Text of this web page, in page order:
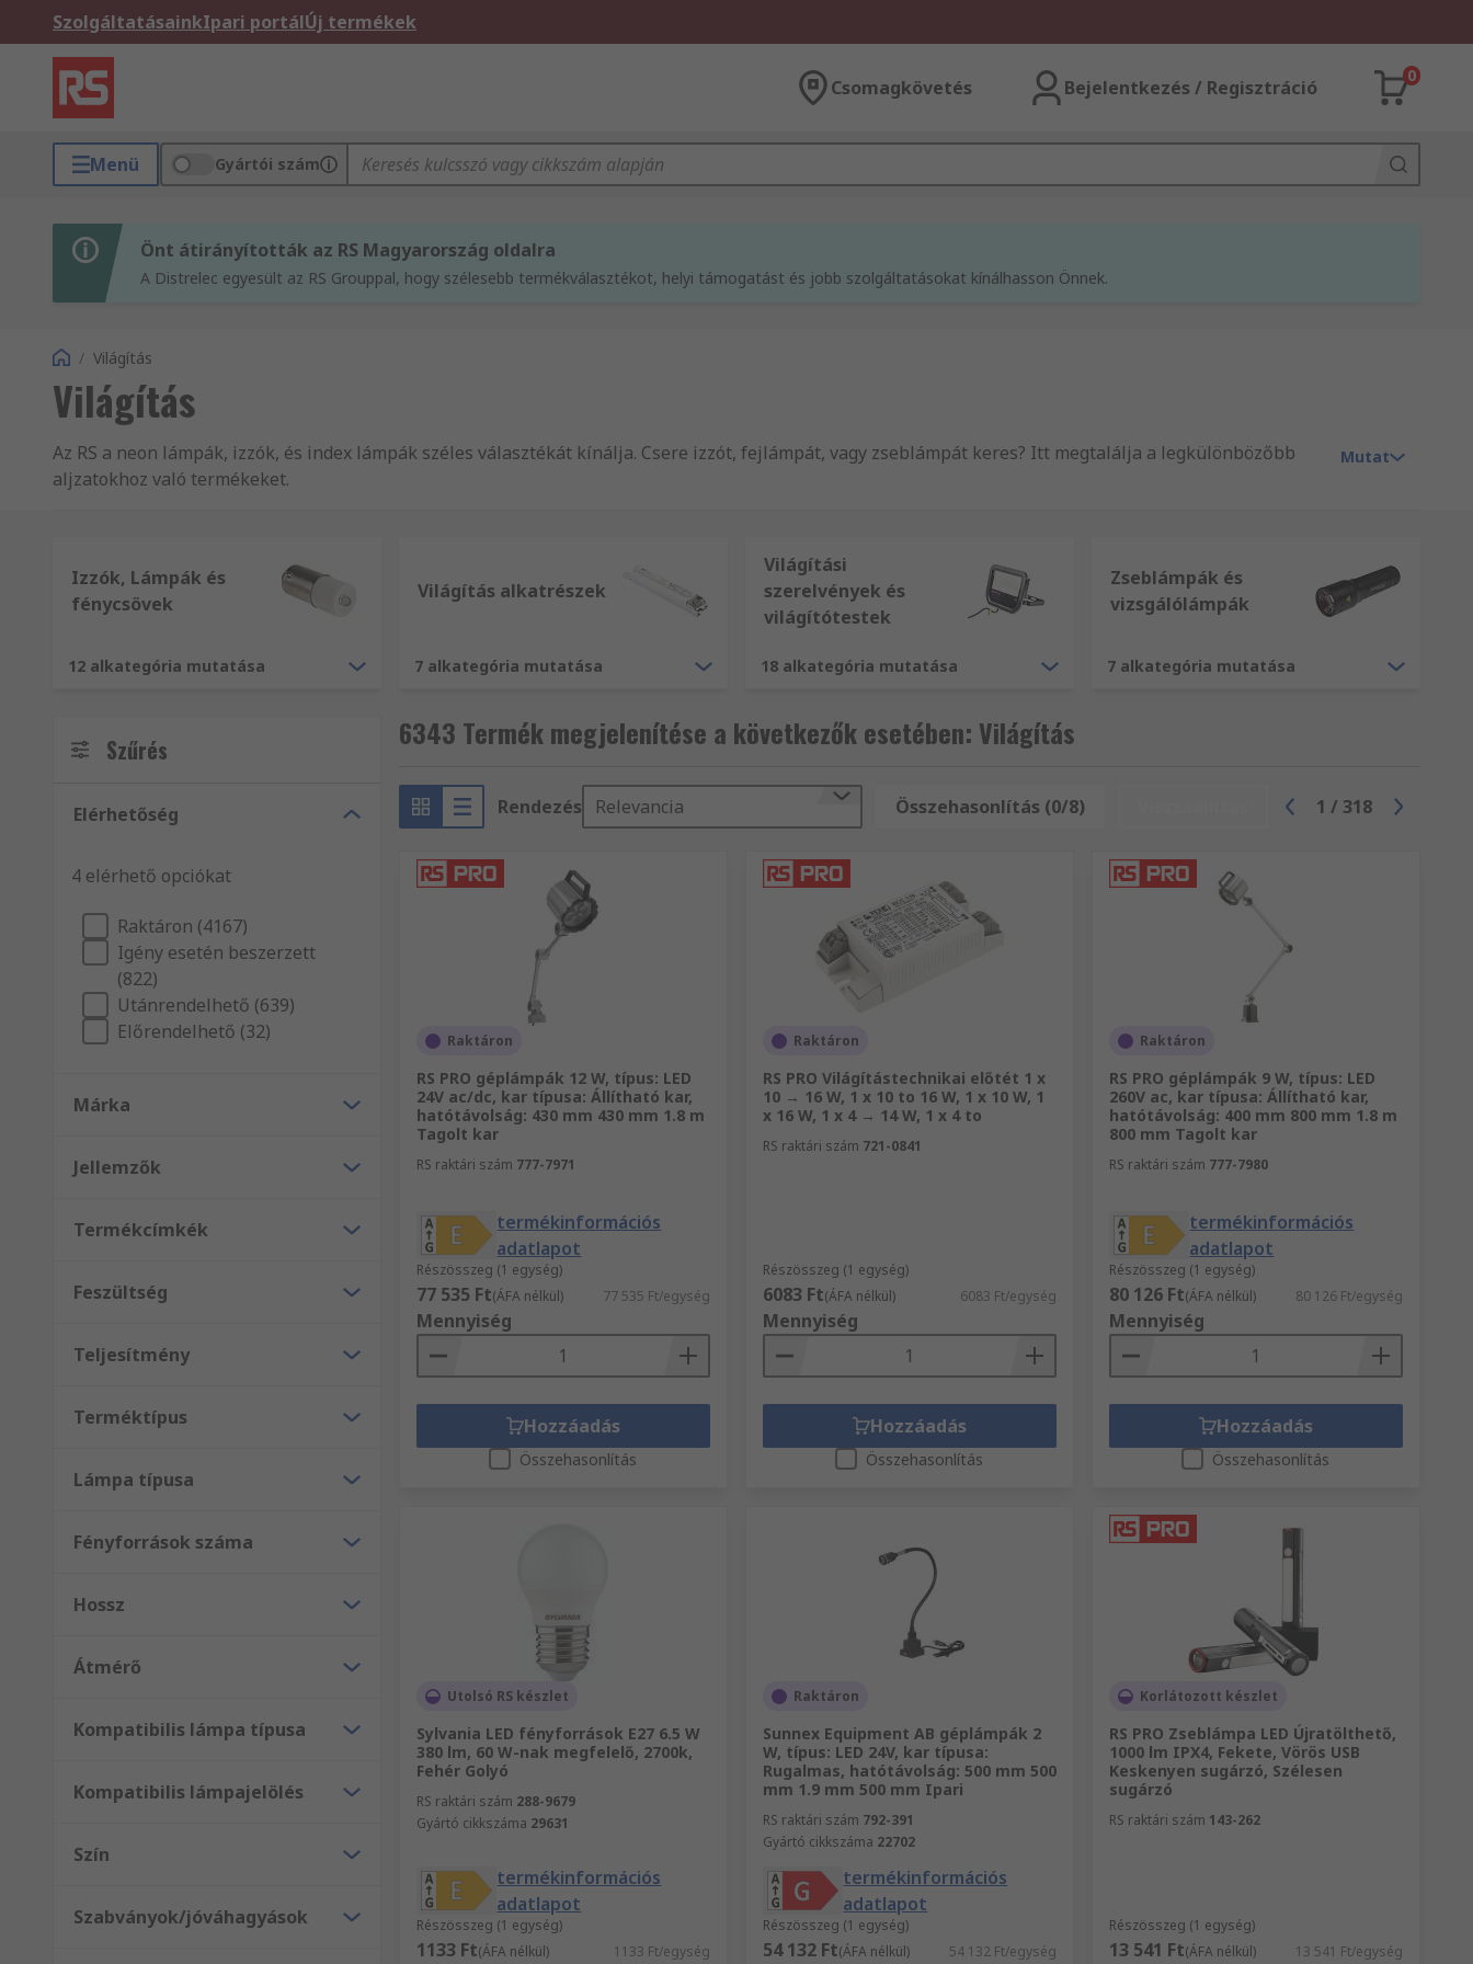
SzolgáltatásainkIpari portálÚj termékek
Csomagkövetés Bejelentkezés / Regisztráció
0
Menü Gyártói szám
Önt átirányították az RS Magyarország oldalra
A Distrelec egyesült az RS Grouppal, hogy szélesebb termékválasztékot, helyi támogatást és jobb szolgáltatásokat kínálhasson Önnek.
/ Világítás
Világítás
Az RS a neon lámpák, izzók, és index lámpák széles választékát kínálja. Csere izzót, fejlámpát, vagy zseblámpát keres? Itt megtalálja a legkülönbözőbb
aljzatokhoz való termékeket.
Mutat
Izzók, Lámpák és
fénycsövek
12 alkategória mutatása
Világítás alkatrészek
7 alkategória mutatása
Világítási
szerelvények és
világítótestek
18 alkategória mutatása
Zseblámpák és
vizsgálólámpák
7 alkategória mutatása
Szűrés
Elérhetőség
4 elérhető opciókat
Raktáron (4167)
Igény esetén beszerzett
(822)
Utánrendelhető (639)
Előrendelhető (32)
Márka
Jellemzők
Termékcímkék
Feszültség
Teljesítmény
Terméktípus
Lámpa típusa
Fényforrások száma
Hossz
Átmérő
Kompatibilis lámpa típusa
Kompatibilis lámpajelölés
Szín
Szabványok/jóváhagyások
6343 Termék megjelenítése a következők esetében: Világítás
Rendezés Relevancia Összehasonlítás (0/8) 1 / 318
Raktáron
RS PRO géplámpák 12 W, típus: LED
24V ac/dc, kar típusa: Állítható kar,
hatótávolság: 430 mm 430 mm 1.8 m
Tagolt kar
RS raktári szám 777-7971
termékinformációs
adatlapot
Részösszeg (1 egység)
77 535 Ft(ÁFA nélkül) 77 535 Ft/egység
Mennyiség
Hozzáadás
Összehasonlítás
Raktáron
RS PRO Világítástechnikai előtét 1 x
10 → 16 W, 1 x 10 to 16 W, 1 x 10 W, 1
x 16 W, 1 x 4 → 14 W, 1 x 4 to
RS raktári szám 721-0841
Részösszeg (1 egység)
6083 Ft(ÁFA nélkül) 6083 Ft/egység
Mennyiség
Hozzáadás
Összehasonlítás
Raktáron
RS PRO géplámpák 9 W, típus: LED
260V ac, kar típusa: Állítható kar,
hatótávolság: 400 mm 800 mm 1.8 m
800 mm Tagolt kar
RS raktári szám 777-7980
termékinformációs
adatlapot
Részösszeg (1 egység)
80 126 Ft(ÁFA nélkül) 80 126 Ft/egység
Mennyiség
Hozzáadás
Összehasonlítás
Utolsó RS készlet
Sylvania LED fényforrások E27 6.5 W
380 lm, 60 W-nak megfelelő, 2700k,
Fehér Golyó
RS raktári szám 288-9679
Gyártó cikkszáma 29631
termékinformációs
adatlapot
Részösszeg (1 egység)
1133 Ft(ÁFA nélkül) 1133 Ft/egység
Raktáron
Sunnex Equipment AB géplámpák 2
W, típus: LED 24V, kar típusa:
Rugalmas, hatótávolság: 500 mm 500
mm 1.9 mm 500 mm Ipari
RS raktári szám 792-391
Gyártó cikkszáma 22702
termékinformációs
adatlapot
Részösszeg (1 egység)
54 132 Ft(ÁFA nélkül) 54 132 Ft/egység
Korlátozott készlet
RS PRO Zseblámpa LED Újratölthető,
1000 lm IPX4, Fekete, Vörös USB
Keskenyen sugárzó, Szélesen
sugárzó
RS raktári szám 143-262
Részösszeg (1 egység)
13 541 Ft(ÁFA nélkül) 13 541 Ft/egység